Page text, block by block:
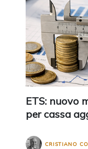
ETS: nuovo
per cassa
CRISTIANO